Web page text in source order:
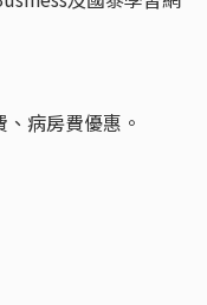
病房費優惠。